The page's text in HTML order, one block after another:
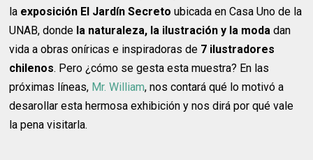
la exposición El Jardín Secreto ubicada en Casa Uno de la
UNAB, donde la naturaleza, la ilustración y la moda dan
vida a obras oníricas e inspiradoras de 7 ilustradores
chilenos. Pero ¿cómo se gesta esta muestra? En las
próximas líneas, Mr. William, nos contará qué lo motivó a
desarollar esta hermosa exhibición y nos dirá por qué vale
la pena visitarla.